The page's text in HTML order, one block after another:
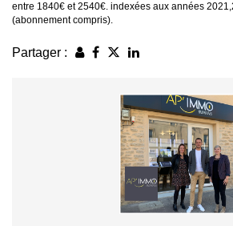
entre 1840€ et 2540€. indexées aux années
(abonnement compris).
Partager :